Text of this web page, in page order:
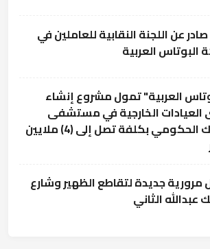
عن اللجنة النقابية للعاملين في
البوتاس العربية
العربية" تمول مشروع إنشاء
العيادات الخارجية في مستشفى
الكرك الحكومي بكلفة تصل إلى (4) ملايين
مرورية جديدة لتقاطع الظهير وشارع
عبدالله الثاني